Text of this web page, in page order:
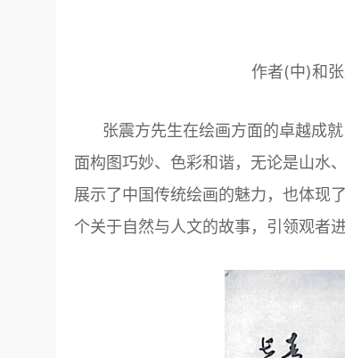
作者(中)和
张震方先生在绘画方面的卓越成
面构图巧妙、色彩和谐，无论是山水
展示了中国传统绘画的魅力，也体现
个关于自然与人文的故事，引领观者